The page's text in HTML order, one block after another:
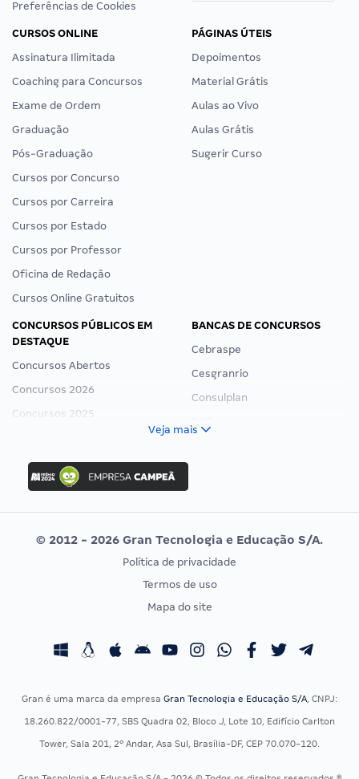
Preferências de Cookies
CURSOS ONLINE
Assinatura Ilimitada
Coaching para Concursos
Exame de Ordem
Graduação
Pós-Graduação
Cursos por Concurso
Cursos por Carreira
Cursos por Estado
Cursos por Professor
Oficina de Redação
Cursos Online Gratuitos
PÁGINAS ÚTEIS
Depoimentos
Material Grátis
Aulas ao Vivo
Aulas Grátis
Sugerir Curso
CONCURSOS PÚBLICOS EM
DESTAQUE
Concursos Abertos
Concursos 2026
Concursos 2025
Concurso Ibama
Concurso MPU
Editais publicados
BANCAS DE CONCURSOS
Cebraspe
Cesgranrio
Consulplan
Vunesp
CONCURSOS POR PROFISSÃO
Concursos Fiscais
Concursos Saúde
EXAME DE ORDEM
Calendário OAB
Veja mais
© 2012 - 2026 Gran Tecnologia e Educação S/A.
Política de privacidade
Termos de uso
Mapa do site
Gran é uma marca da empresa Gran Tecnologia e Educação S/A, CNPJ:
18.260.822/0001-77, SBS Quadra 02, Bloco J, Lote 10, Edifício Carlton
Tower, Sala 201, 2º Andar, Asa Sul, Brasília-DF, CEP 70.070-120.